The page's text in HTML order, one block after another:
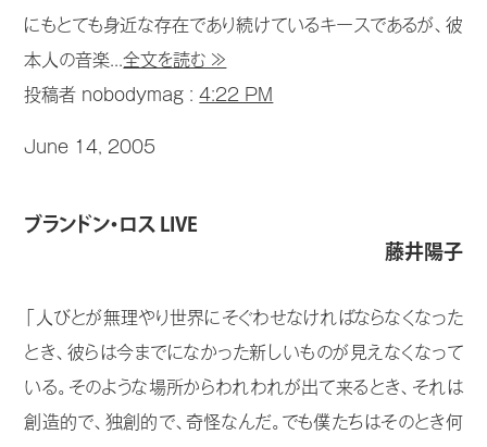
にもとても身近な存在であり続けているキースであるが、彼
本人の音楽...全文を読む ≫
投稿者 nobodymag :4:22 PM
June 14, 2005
ブランドン・ロス LIVE
藤井陽子
「人びとが無理やり世界にそぐわせなければならなくなった
とき、彼らは今までになかった新しいものが見えなくなって
いる。そのような場所からわれわれが出て来るとき、それは
創造的で、独創的で、奇怪なんだ。でも僕たちはそのとき何